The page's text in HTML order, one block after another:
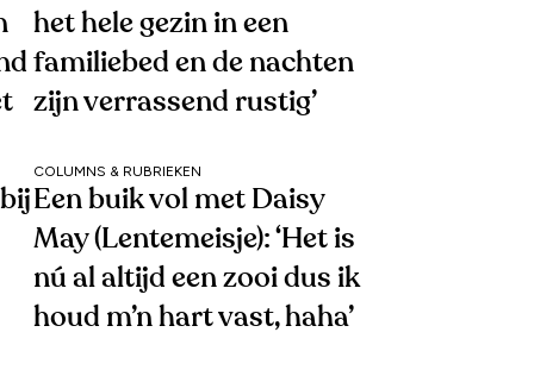
het hele gezin in een
familiebed en de nachten
zijn verrassend rustig’
COLUMNS & RUBRIEKEN
Een buik vol met Daisy
May (Lentemeisje): ‘Het is
nú al altijd een zooi dus ik
houd m’n hart vast, haha’